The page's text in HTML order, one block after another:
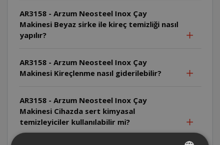
AR3158 - Arzum Neosteel Inox Çay
Makinesi Beyaz sirke ile kireç temizliği nasıl
yapılır?
AR3158 - Arzum Neosteel Inox Çay
Makinesi Kireçlenme nasıl giderilebilir?
AR3158 - Arzum Neosteel Inox Çay
Makinesi Cihazda sert kimyasal
temizleyiciler kullanılabilir mi?